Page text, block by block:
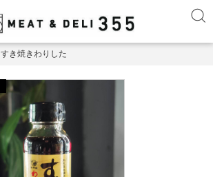
すき焼きわりした